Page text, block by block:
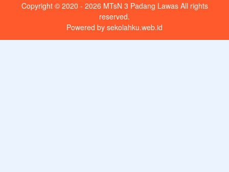
Copyright © 2020 - 2026 MTsN 3 Padang LawasAll rights
reserved.
Powered by sekolahku.web.id